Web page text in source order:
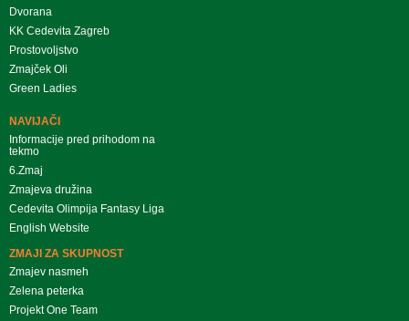
Dvorana
KK Cedevita Zagreb
Prostovoljstvo
Zmajček Oli
Green Ladies
NAVIJAČI
Informacije pred prihodom na
tekmo
6.Zmaj
Zmajeva družina
Cedevita Olimpija Fantasy Liga
English Website
ZMAJI ZA SKUPNOST
Zmajev nasmeh
Zelena peterka
Projekt One Team